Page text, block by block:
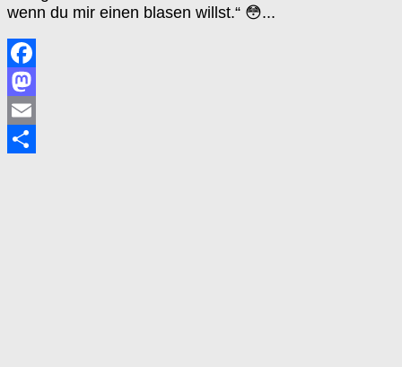
wenn du mir einen blasen willst.“ 😳...
Facebook
Mastodon
Email